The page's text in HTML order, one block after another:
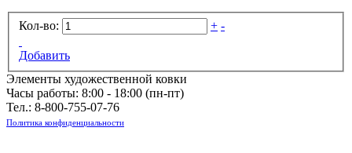
Кол-во: + -
Добавить
Элементы художественной ковки
Часы работы: 8:00 - 18:00 (пн-пт)
Тел.: 8-800-755-07-76
Политика конфиденциальности